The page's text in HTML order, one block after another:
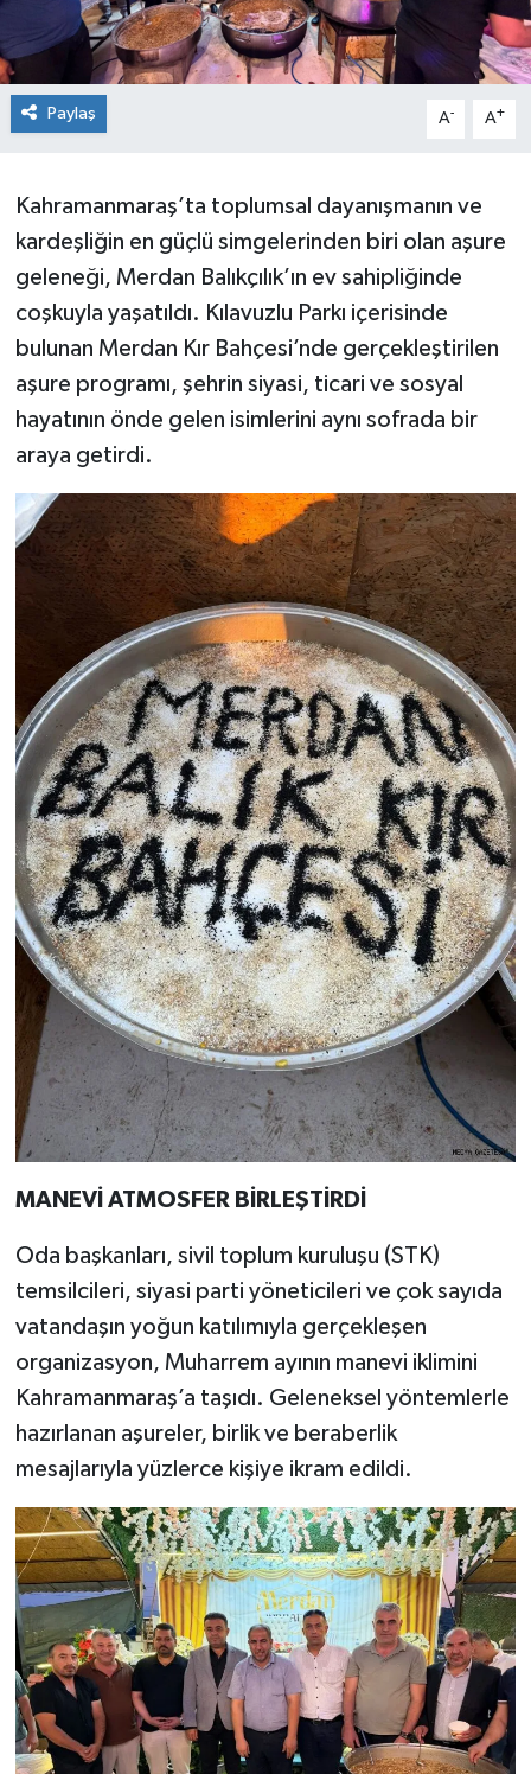
Paylaş A- A+
Kahramanmaraş’ta toplumsal dayanışmanın ve
kardeşliğin en güçlü simgelerinden biri olan aşure
geleneği, Merdan Balıkçılık’ın ev sahipliğinde
coşkuyla yaşatıldı. Kılavuzlu Parkı içerisinde
bulunan Merdan Kır Bahçesi’nde gerçekleştirilen
aşure programı, şehrin siyasi, ticari ve sosyal
hayatının önde gelen isimlerini aynı sofrada bir
araya getirdi.
MANEVİ ATMOSFER BİRLEŞTİRDİ
Oda başkanları, sivil toplum kuruluşu (STK)
temsilcileri, siyasi parti yöneticileri ve çok sayıda
vatandaşın yoğun katılımıyla gerçekleşen
organizasyon, Muharrem ayının manevi iklimini
Kahramanmaraş’a taşıdı. Geleneksel yöntemlerle
hazırlanan aşureler, birlik ve beraberlik
mesajlarıyla yüzlerce kişiye ikram edildi.